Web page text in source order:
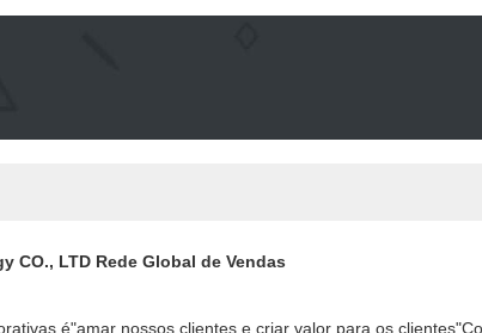
CO., LTD Rede Global de Vendas
é"amar nossos clientes e criar valor para os